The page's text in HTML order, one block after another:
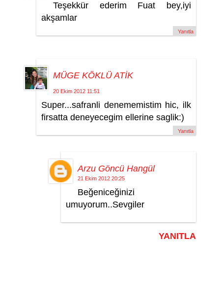
Teşekkür ederim Fuat bey,iyi
akşamlar
Yanıtla
MÜGE KÖKLÜ ATİK
20 Ekim 2012 11:51
Super...safranli denememistim hic, ilk
firsatta deneyecegim ellerine saglik:)
Yanıtla
Arzu Göncü Hangül
21 Ekim 2012 20:25
Beğeniceğinizi
umuyorum..Sevgiler
YANITLA